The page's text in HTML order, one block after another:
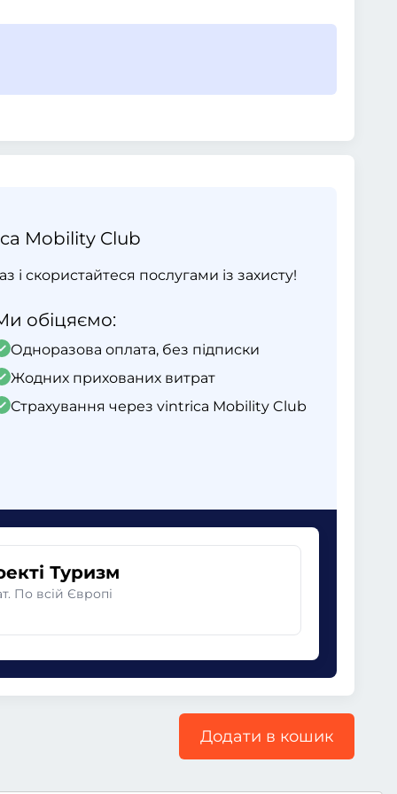
Mobility Club
скористайтеся послугами із захисту!
обіцяємо:
Одноразова оплата, без підписки
Жодних прихованих витрат
Страхування через vintrica Mobility Club
Туризм
По всій Європі
Додати в кошик